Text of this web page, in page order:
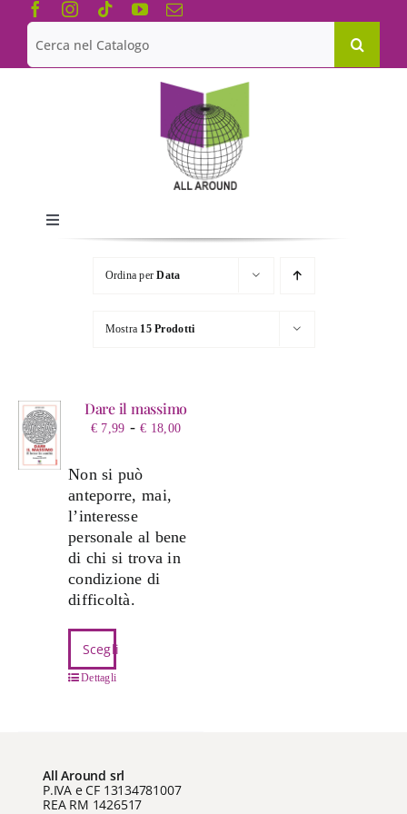
Salta
contenuto
Cerca
per:
Toggle
Navigation
Chi siamo
Le Collane
Ordina perData
Mostra 15 Prodotti
Dare il massimo
€ 7,99 - € 18,00Fascia
a
Non si può
anteporre, mai,
l’interesse
personale al bene
di chi si trova in
condizione di
difficoltà.
Scegli
possono
essere
Dettagli
All Around srl
P.IVA e CF 13134781007
REA RM 1426517